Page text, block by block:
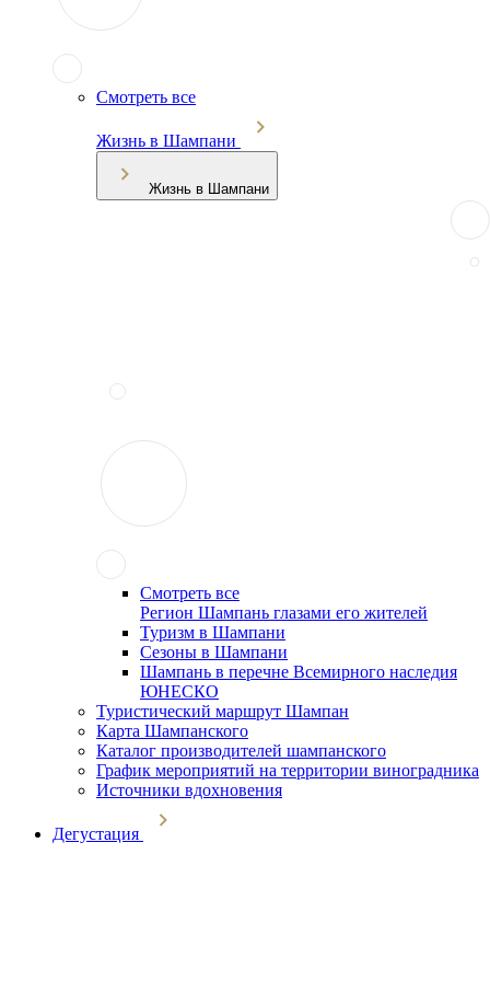
Смотреть все
Жизнь в Шампани
Жизнь в Шампани
Смотреть все
Регион Шампань глазами его жителей
Туризм в Шампани
Сезоны в Шампани
Шампань в перечне Всемирного наследия
ЮНЕСКО
Туристический маршрут Шампан
Карта Шампанского
Каталог производителей шампанского
График мероприятий на территории виноградника
Источники вдохновения
Дегустация